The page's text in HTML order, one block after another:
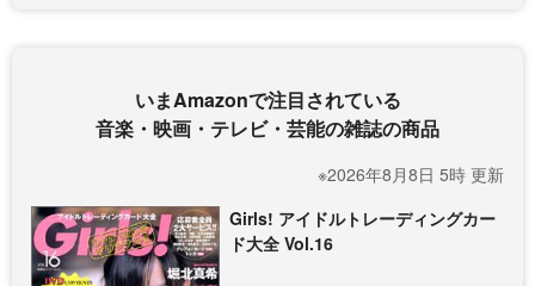
いまAmazonで注目されている
音楽・映画・テレビ・芸能の雑誌の商品
※2026年8月8日 5時 更新
Girls! アイドルトレーディングカー
ド大全 Vol.16